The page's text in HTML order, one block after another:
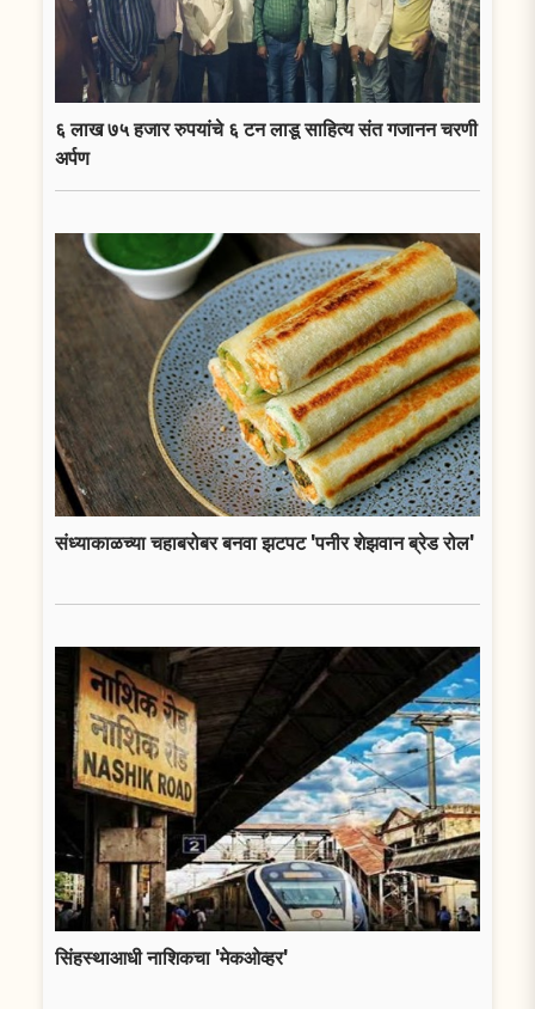
६ लाख ७५ हजार रुपयांचे ६ टन लाडू साहित्य संत गजानन चरणी
अर्पण
संध्याकाळच्या चहाबरोबर बनवा झटपट 'पनीर शेझवान ब्रेड रोल'
सिंहस्थाआधी नाशिकचा 'मेकओव्हर'